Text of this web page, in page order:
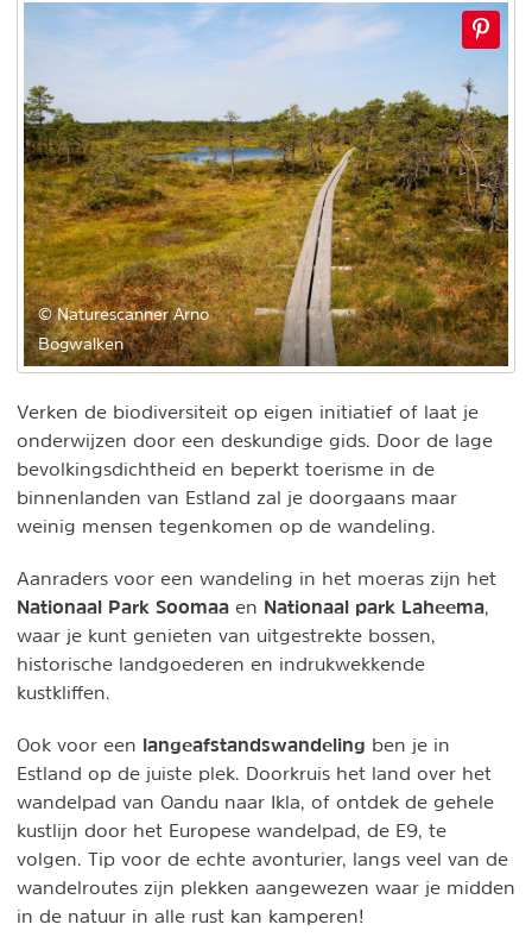
© Naturescanner Arno
Bogwalken
Verken de biodiversiteit op eigen initiatief of laat je
onderwijzen door een deskundige gids. Door de lage
bevolkingsdichtheid en beperkt toerisme in de
binnenlanden van Estland zal je doorgaans maar
weinig mensen tegenkomen op de wandeling.
Aanraders voor een wandeling in het moeras zijn het
Nationaal Park Soomaa en Nationaal park Laheema,
waar je kunt genieten van uitgestrekte bossen,
historische landgoederen en indrukwekkende
kustkliffen.
Ook voor een langeafstandswandeling ben je in
Estland op de juiste plek. Doorkruis het land over het
wandelpad van Oandu naar Ikla, of ontdek de gehele
kustlijn door het Europese wandelpad, de E9, te
volgen. Tip voor de echte avonturier, langs veel van de
wandelroutes zijn plekken aangewezen waar je midden
in de natuur in alle rust kan kamperen!